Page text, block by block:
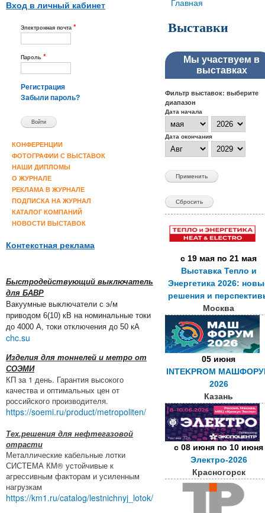
Вход в личный кабинет
Электронная почта *
Пароль *
Регистрация
Забыли пароль?
КОНФЕРЕНЦИИ
ФОТОГРАФИИ С ВЫСТАВОК
НАШИ ДИПЛОМЫ
О ЖУРНАЛЕ
РЕКЛАМА В ЖУРНАЛЕ
ПОДПИСКА НА ЖУРНАЛ
КАТАЛОГ КОМПАНИЙ
НОВОСТИ ВЫСТАВОК
Контекстная реклама
Быстродействующий выключатель
для БАВР
Вакуумные выключатели с э/м
приводом 6(10) кВ на номинальные токи
до 4000 А, токи отключения до 50 кА
chc.su
Изделия для тоннелей и метро от
СОЭМИ
КП за 1 день. Гарантия высокого
качества и оптимальных цен от
российского производителя.
https://soemi.ru/product/metropoliten/
Тех.решения для нефтегазовой
отрасти
Металлические кабельные лотки
СИСТЕМА КМ® устойчивые к
агрессивным факторам и усиленным
нагрузкам
https://km1.ru/catalog/lestnichnyj_lotok/
Вы здесь
Главная
Выставки
Мы участвуем в
выставках
Фильтр выставок: выберите
диапазон
Дата начала
Год
Дата окончания
Месяц
Год
с 19 мая по 21 мая
Выставка Тепло и
Энергетика 2026:
решения и
Москва
05 июня
INTEKPROM
2026
Казань
с 08 июня по 10 июня
Электро-2026
Красногорск